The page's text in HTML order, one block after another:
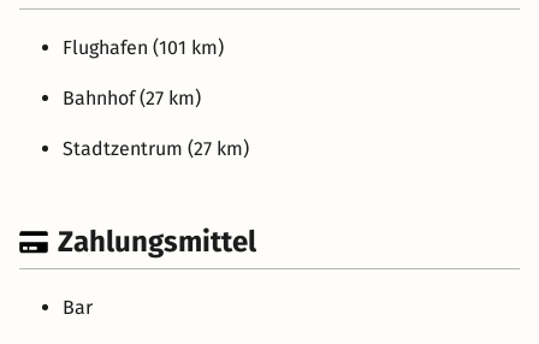
Flughafen (101 km)
Bahnhof (27 km)
Stadtzentrum (27 km)
Zahlungsmittel
Bar